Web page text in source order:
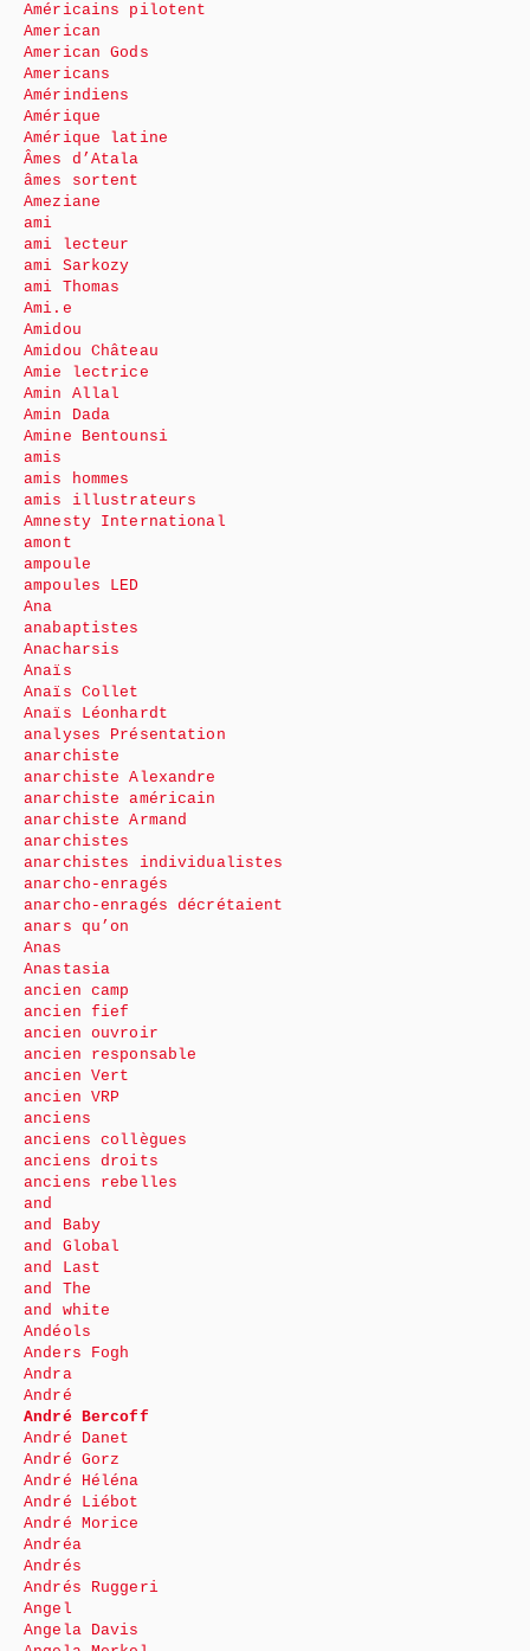
Américains pilotent
American
American Gods
Americans
Amérindiens
Amérique
Amérique latine
Âmes d’Atala
âmes sortent
Ameziane
ami
ami lecteur
ami Sarkozy
ami Thomas
Ami.e
Amidou
Amidou Château
Amie lectrice
Amin Allal
Amin Dada
Amine Bentounsi
amis
amis hommes
amis illustrateurs
Amnesty International
amont
ampoule
ampoules LED
Ana
anabaptistes
Anacharsis
Anaïs
Anaïs Collet
Anaïs Léonhardt
analyses Présentation
anarchiste
anarchiste Alexandre
anarchiste américain
anarchiste Armand
anarchistes
anarchistes individualistes
anarcho-enragés
anarcho-enragés décrétaient
anars qu’on
Anas
Anastasia
ancien camp
ancien fief
ancien ouvroir
ancien responsable
ancien Vert
ancien VRP
anciens
anciens collègues
anciens droits
anciens rebelles
and
and Baby
and Global
and Last
and The
and white
Andéols
Anders Fogh
Andra
André
André Bercoff
André Danet
André Gorz
André Héléna
André Liébot
André Morice
Andréa
Andrés
Andrés Ruggeri
Angel
Angela Davis